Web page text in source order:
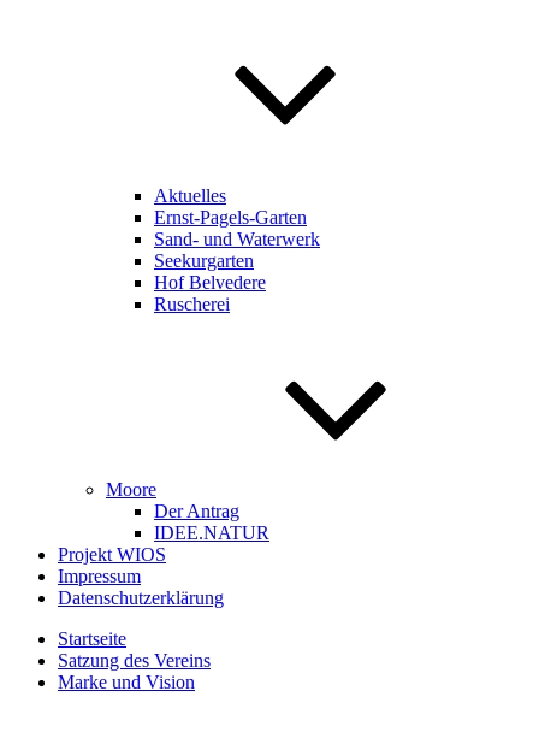
Aktuelles
Ernst-Pagels-Garten
Sand- und Waterwerk
Seekurgarten
Hof Belvedere
Ruscherei
Moore
Der Antrag
IDEE.NATUR
Projekt WIOS
Impressum
Datenschutzerklärung
Startseite
Satzung des Vereins
Marke und Vision